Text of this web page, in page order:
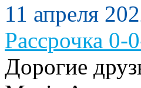
11 апреля
Рассрочка 0-
Дорогие